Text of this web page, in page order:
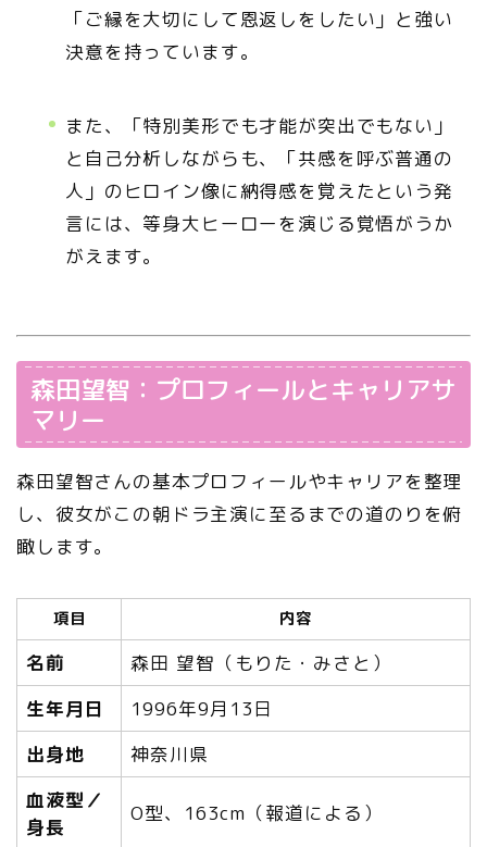
「ご縁を大切にして恩返しをしたい」と強い
決意を持っています。
また、「特別美形でも才能が突出でもない」
と自己分析しながらも、「共感を呼ぶ普通の
人」のヒロイン像に納得感を覚えたという発
言には、等身大ヒーローを演じる覚悟がうか
がえます。
森田望智：プロフィールとキャリアサ
マリー
森田望智さんの基本プロフィールやキャリアを整理
し、彼女がこの朝ドラ主演に至るまでの道のりを俯
瞰します。
項目 内容
名前
森田 望智（もりた・みさと）
生年月日
1996年9月13日
出身地
神奈川県
血液型／
身長
O型、163cm（報道による）